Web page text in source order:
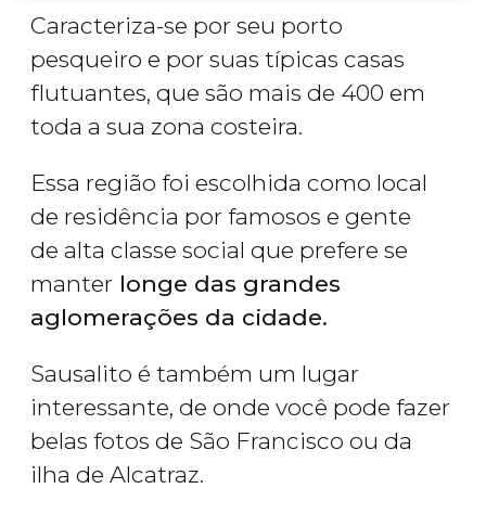
Caracteriza-se por seu porto
pesqueiro e por suas típicas casas
flutuantes, que são mais de 400 em
toda a sua zona costeira.
Essa região foi escolhida como local
de residência por famosos e gente
de alta classe social que prefere se
manter longe das grandes
aglomerações da cidade.
Sausalito é também um lugar
interessante, de onde você pode fazer
belas fotos de São Francisco ou da
ilha de Alcatraz.